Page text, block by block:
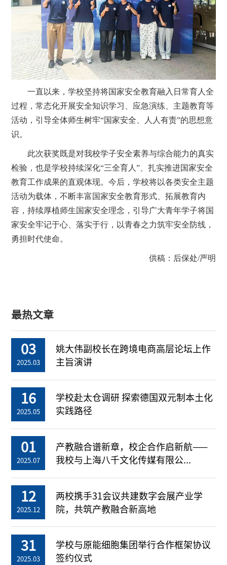
一直以来，学校坚持将国家安全教育融入日常育人全
过程，常态化开展安全知识学习、应急演练、主题教育等
活动，引导全体师生树牢“国家安全、人人有责”的思想意
识。
此次获奖既是对我校学子安全素养与综合能力的真实
检验，也是学校持续深化“三全育人”、扎实推进国家安全
教育工作成果的直观体现。今后，学校将以各类安全主题
活动为载体，不断丰富国家安全教育形式、拓展教育内
容，持续厚植师生国家安全理念，引导广大青年学子将国
家安全牢记于心、落实于行，以青春之力筑牢安全防线，
勇担时代使命。
供稿：后保处/严明
最热文章
03
2025.03
姚大伟副校长在跨境电商高层论坛上作
主旨演讲
16
2025.05
学校赴太仓调研 探索德国双元制本土化
实践路径
01
2025.07
产教融合谱新章，校企合作启新航——
我校与上海八千文化传媒有限公...
12
2025.12
两校携手31会议共建数字会展产业学
院，共筑产教融合新高地
31
2025.03
学校与原能细胞集团举行合作框架协议
签约仪式